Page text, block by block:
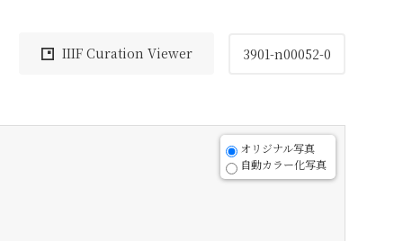
IIIF Curation Viewer 3901-n00052-0
オリジナル写真
自動カラー化写真